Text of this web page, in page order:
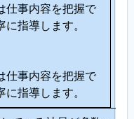
仕事内容を把握で
指導します。
仕事内容を把握で
指導します。